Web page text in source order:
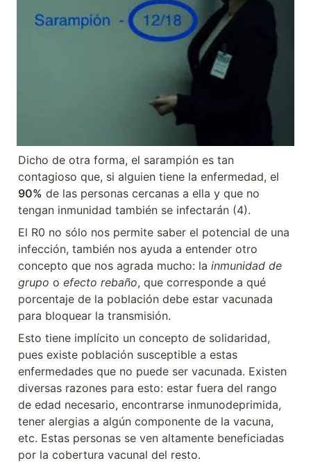
Dicho de otra forma, el sarampión es tan
90% de las personas cercanas a ella y que no
tengan inmunidad también se infectarán (4).
El R0 no sólo nos permite saber el potencial de una
infección, también nos ayuda a entender otro
concepto que nos agrada mucho: la inmunidad de
grupo o efecto rebaño, que corresponde a qué
porcentaje de la población debe estar vacunada
para bloquear la transmisión.
Esto tiene implícito un concepto de solidaridad,
pues existe población susceptible a estas
enfermedades que no puede ser vacunada. Existen
diversas razones para esto: estar fuera del rango
de edad necesario, encontrarse inmunodeprimida,
tener alergias a algún componente de la vacuna,
etc. Estas personas se ven altamente beneficiadas
por la cobertura vacunal del resto.